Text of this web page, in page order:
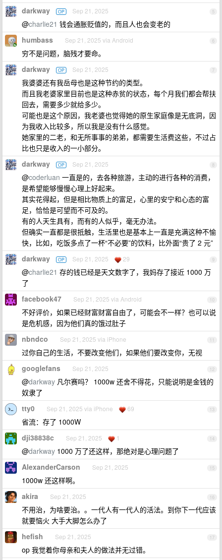
5
darkway OP Sep 21, 2025
@charlie21 钱会通胀贬值的，而且人也会变老的
6
humbass Sep 21, 2025 via Android
穷不是问题，脑残才要命。
7
darkway OP Sep 21, 2025
我婆婆还有我岳母也是这种节约的类型。
而且我老婆家里目前也是这种赤贫的状态，每个月我们都会帮扶
回去，需要多少就给多少。
可能也是这个原因，我老婆也觉得她的原生家庭像是无底洞，因
为我收入比较多，所以我是没有什么感觉。
她家里的二老，和无所事事的弟弟，都需要生活费这些，不过占
比也只是收入的一小部分。
8
darkway OP Sep 21, 2025
@coderluan 一直是的，去各种旅游，主动的进行各种的消费，
是希望能够慢慢心理上好起来。
其实花得起，但是相比物质上的富足，心里的安宁和心态的富
足，恰恰是可望而不可及的。
有的人天生具有，而有的人似乎，毫无办法。
但确实一直都是很抵触，生活里也是基本上一直是充满这种不愉
快，比如，吃饭多点了一杯“不必要”的饮料，比外面“贵了 2 元”
9
darkway OP Sep 21, 2025 29
@charlie21 存的钱已经是天文数字了，我妈存了接近 1000 万
了
10
facebook47 Sep 21, 2025 via Android
不好评价，如果已经财富财富自由了，可能会不一样？也可以说
是危机感，因为他们真的饿过肚子
11
nbndco Sep 21, 2025 via iPhone
过你自己的生活，不要改变他们，如果他们要改变你，无视
12
googlefans Sep 21, 2025
@darkway 凡尔赛吗？ 1000w 还舍不得花，只能说明是金钱的
奴隶了
13
tty0 Sep 21, 2025 via iPhone 69
省流：存了 1000W
14
dji38838c Sep 21, 2025 1
@darkway 1000 万了还这样，那绝对是心理问题了
15
AlexanderCarson Sep 21, 2025
1000w 还这样啊。
16
akira Sep 21, 2025
不用治，为啥要治。。一代人有一代人的活法。到你下一代应该
就要恼火 大手大脚怎么办了
17
hefish Sep 21, 2025
op 我觉着你母亲和夫人的做法并无过错。